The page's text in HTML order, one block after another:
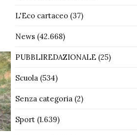
L'Eco cartaceo(37)
News(42.668)
PUBBLIREDAZIONALE(25)
Scuola(534)
Senza categoria(2)
Sport(1.639)